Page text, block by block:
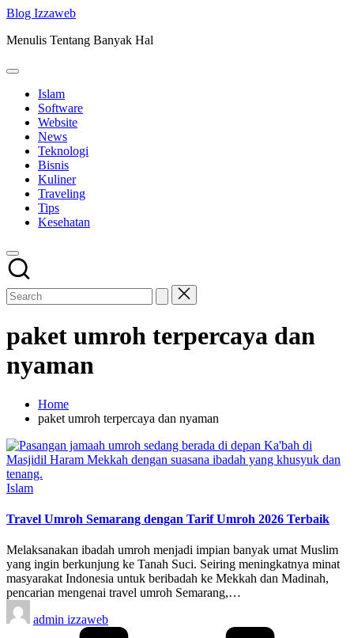
Skip
content
Blog Izzaweb
Menulis Tentang Banyak Hal
Islam
Software
Website
News
Teknologi
Bisnis
Kuliner
Traveling
Tips
Kesehatan
paket umroh terpercaya dan
nyaman
Home
paket umroh terpercaya dan nyaman
Posted
Islam
Travel Umroh Semarang dengan Tarif Umroh 2026 Terbaik
Melaksanakan ibadah umroh menjadi impian banyak umat Muslim
yang ingin berkunjung ke Tanah Suci. Seiring meningkatnya minat
masyarakat Indonesia untuk beribadah ke Mekkah dan Madinah,
pencarian mengenai travel umroh Semarang,…
Posted
by
admin izzaweb